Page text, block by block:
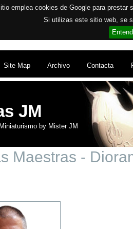
emplea cookies de Google para
Si utilizas este sitio web, se
Site Map Archivo Contacta
JM
by Mister JM
Maestras -